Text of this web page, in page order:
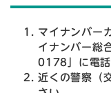
マイナンバー
イナンバー総
0178」に電話
近くの警察（